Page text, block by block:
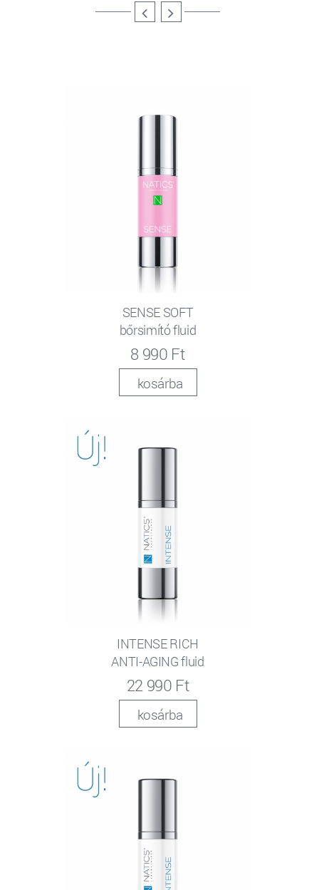
SENSE SOFT
bőrsimító fluid
8 990 Ft
kosárba
INTENSE RICH
ANTI-AGING fluid
22 990 Ft
kosárba